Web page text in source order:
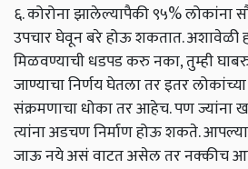
६. कोरोना झालेल्यापैकी ९५% लोकांना
उपचार घेवून बरे होऊ शकतात. अशावेळी
मिळवण्याची धडपड करु नका, तुम्ही
जाण्याचा निर्णय घेतला तर इतर
संक्रमणाचा धोका तर आहेच. पण
त्यांना अडचण निर्माण होऊ शकते.
जाऊ नये असं वाटत असेल तर नक्कीच